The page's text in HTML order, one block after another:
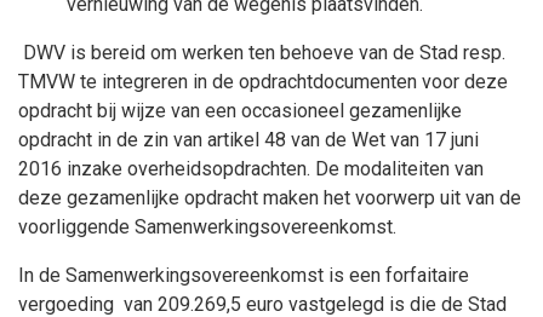
DWV is bereid om werken ten behoeve van de Stad resp.
TMVW te integreren in de opdrachtdocumenten voor deze
opdracht bij wijze van een occasioneel gezamenlijke
opdracht in de zin van artikel 48 van de Wet van 17 juni
2016 inzake overheidsopdrachten. De modaliteiten van
deze gezamenlijke opdracht maken het voorwerp uit van de
voorliggende Samenwerkingsovereenkomst.
In de Samenwerkingsovereenkomst is een forfaitaire
vergoeding van 209.269,5 euro vastgelegd is die de Stad